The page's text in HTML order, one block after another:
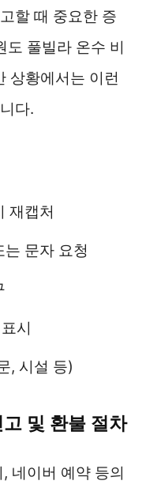
할 때 중요한 증
도 풀빌라 온수 비
상황에서는 이런
다.
재캡처
문자 요청
시
, 시설 등)
및 환불 절차
네이버 예약 등의